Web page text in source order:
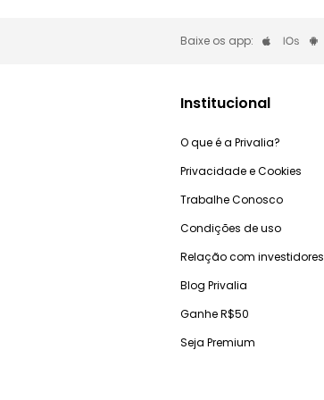
Baixe os app:
Institucional
O que é a Privalia?
Privacidade e Cookies
Trabalhe Conosco
Condições de uso
Relação com investidores
Blog Privalia
Ganhe R$50
Seja Premium